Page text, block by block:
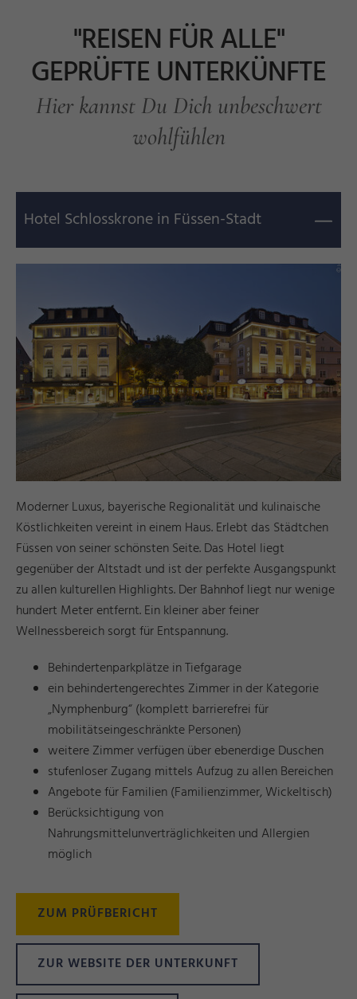
"REISEN FÜR ALLE"
GEPRÜFTE UNTERKÜNFTE
Hier kannst Du Dich unbeschwert
wohlfühlen
Hotel Schlosskrone in Füssen-Stadt
©
H
o
t
el
S
c
hl
o
s
s
k
r
o
n
Moderner Luxus, bayerische Regionalität und kulinaische
Köstlichkeiten vereint in einem Haus. Erlebt das Städtchen
Füssen von seiner schönsten Seite. Das Hotel liegt
gegenüber der Altstadt und ist der perfekte Ausgangspunkt
zu allen kulturellen Highlights. Der Bahnhof liegt nur wenige
hundert Meter entfernt. Ein kleiner aber feiner
Wellnessbereich sorgt für Entspannung.
Behindertenparkplätze in Tiefgarage
ein behindertengerechtes Zimmer in der Kategorie
„Nymphenburg“ (komplett barrierefrei für
mobilitätseingeschränkte Personen)
weitere Zimmer verfügen über ebenerdige Duschen
stufenloser Zugang mittels Aufzug zu allen Bereichen
Angebote für Familien (Familienzimmer, Wickeltisch)
Berücksichtigung von
Nahrungsmittelunverträglichkeiten und Allergien
möglich
ZUM PRÜFBERICHT
ZUR WEBSITE DER UNTERKUNFT